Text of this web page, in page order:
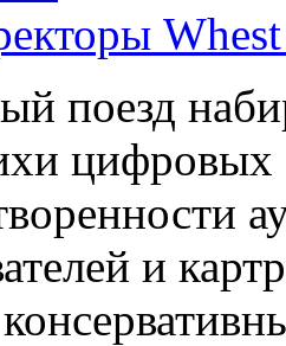
поезд
и